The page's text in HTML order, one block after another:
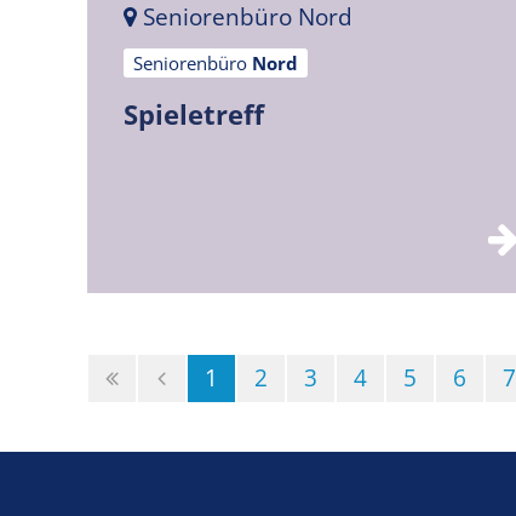
Seniorenbüro Nord
Seniorenbüro Nord
Spieletreff
1 (Standort)
2 3 4 5 6 7